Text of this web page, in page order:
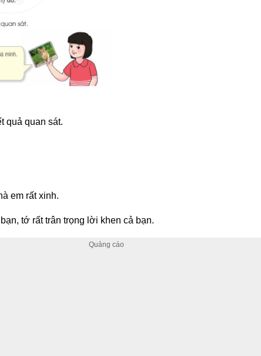
quả quan sát.
em rất xinh.
tớ rất trân trọng lời khen cả bạn.